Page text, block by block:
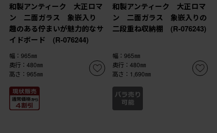
和製アンティーク 大正ロマ
ン 二面ガラス 象嵌入り
趣のある佇まいが魅力的なサ
イドボード (R-076244)
幅：965㎜
奥行：480㎜
高さ：965㎜
和製アンティーク 大正ロマ
ン 二面ガラス 象嵌入りの
二段重ね収納棚 (R-076243)
幅：965㎜
奥行：480㎜
高さ：1,690㎜